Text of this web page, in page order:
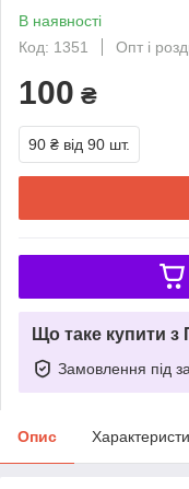
В наявності
Код: 1351
Опт і
100 ₴
90 ₴ від 90 шт.
Що таке купити з
Замовлення під
Опис